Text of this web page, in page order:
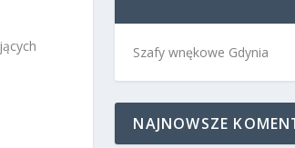
Szafy wnękowe Gdynia
NAJNOWSZE